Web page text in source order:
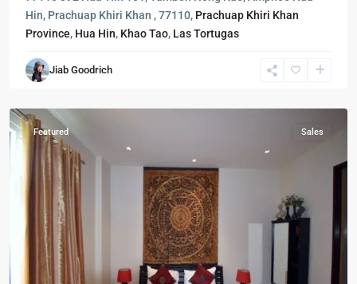
Hin, Prachuap Khiri Khan , 77110, Prachuap Khiri Khan
Province, Hua Hin, Khao Tao, Las Tortugas
Jiab Goodrich
-
ชา
อัม,
Hua
Featured Sales